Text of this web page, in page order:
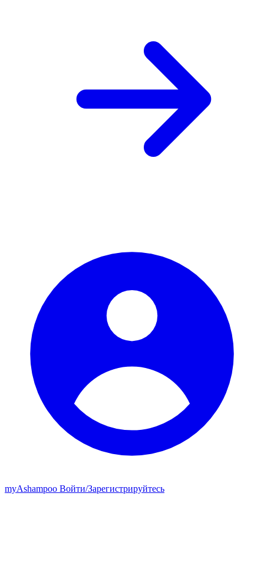
myAshampoo Войти/Зарегистрируйтесь